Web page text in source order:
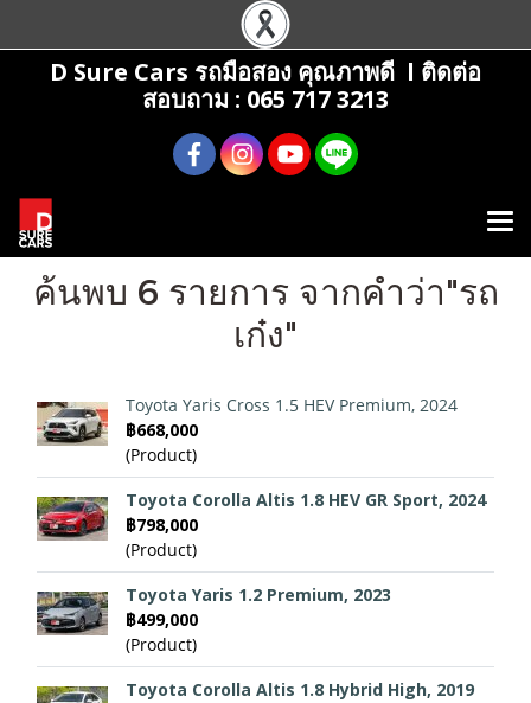
D Sure Cars รถมือสอง คุณภาพดี l ติดต่อ
สอบถาม : 065 717 3213
ค้นพบ 6 รายการ จากคำว่า"รถ
เก๋ง"
Toyota Yaris Cross 1.5 HEV Premium, 2024
฿668,000
(Product)
Toyota Corolla Altis 1.8 HEV GR Sport, 2024
฿798,000
(Product)
Toyota Yaris 1.2 Premium, 2023
฿499,000
(Product)
Toyota Corolla Altis 1.8 Hybrid High, 2019